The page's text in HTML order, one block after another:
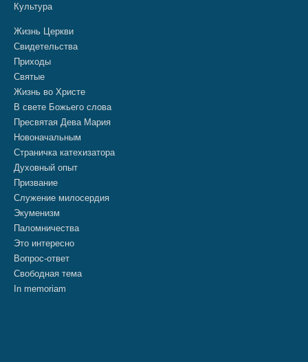
Культура
Жизнь Церкви
Свидетельства
Приходы
Святые
Жизнь во Христе
В свете Божьего слова
Пресвятая Дева Мария
Новоначальным
Страничка катехизатора
Духовный опыт
Призвание
Служение милосердия
Экуменизм
Паломничества
Это интересно
Вопрос-ответ
Свободная тема
In memoriam